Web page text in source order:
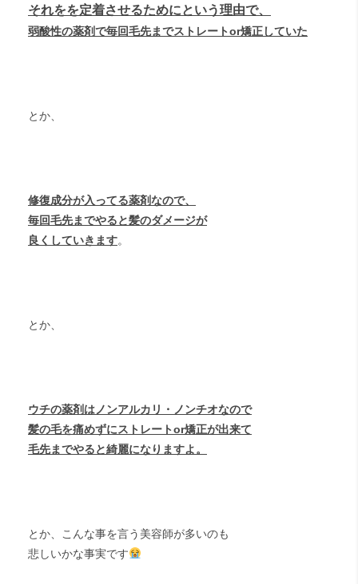
それをを定着させるためにという理由で、
弱酸性の薬剤で毎回毛先までストレートor矯正していた
とか、
修復成分が入ってる薬剤なので、
毎回毛先までやると髪のダメージが
良くしていきます。
とか、
ウチの薬剤はノンアルカリ・ノンチオなので
髪の毛を痛めずにストレートor矯正が出来て
毛先までやると綺麗になりますよ。
とか、こんな事を言う美容師が多いのも
悲しいかな事実です